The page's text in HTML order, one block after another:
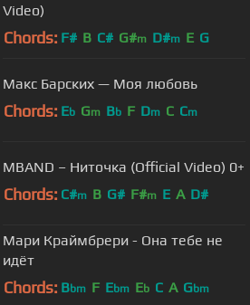
Video)
Chords: F# B C# G#m D#m E G
Макс Барских — Моя любовь
Chords: Eb Gm Bb F Dm C Cm
MBAND – Ниточка (Official Video) 0+
Chords: C#m B G# F#m E A D#
Мари Краймбрери - Она тебе не
идёт
Chords: Bbm F Ebm Eb C A Gbm